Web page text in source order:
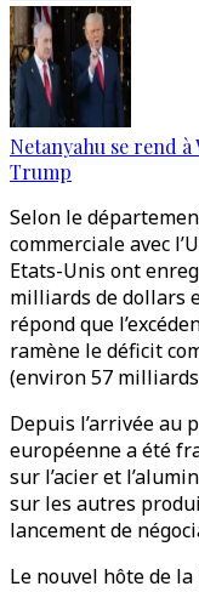
Netanyahu se rend
Trump
Selon le
commerciale avec
Etats-Unis ont
milliards de dollars
répond que
ramène le déficit
(environ 57
Depuis l’arrivée au
européenne a été
sur l’acier et
sur les autres
lancement de
Le nouvel hôte de